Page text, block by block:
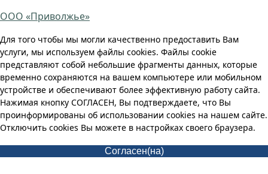
ООО «Приволжье»
Для того чтобы мы могли качественно предоставить Вам
услуги, мы используем файлы cookies. Файлы cookie
представляют собой небольшие фрагменты данных, которые
временно сохраняются на вашем компьютере или мобильном
устройстве и обеспечивают более эффективную работу сайта.
Нажимая кнопку СОГЛАСЕН, Вы подтверждаете, что Вы
проинформированы об использовании cookies на нашем сайте.
Отключить cookies Вы можете в настройках своего браузера.
Согласен(на)